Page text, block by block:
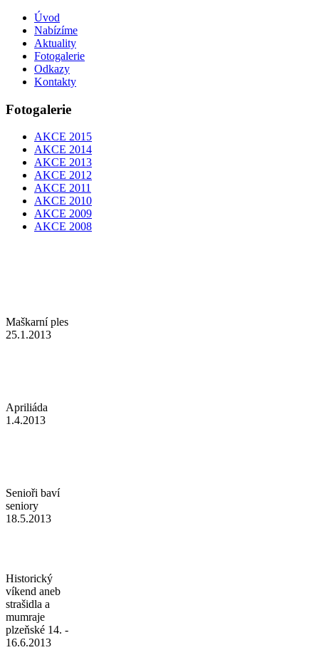
Úvod
Nabízíme
Aktuality
Fotogalerie
Odkazy
Kontakty
Fotogalerie
AKCE 2015
AKCE 2014
AKCE 2013
AKCE 2012
AKCE 2011
AKCE 2010
AKCE 2009
AKCE 2008
Maškarní ples
25.1.2013
Apriliáda
1.4.2013
Senioři baví
seniory
18.5.2013
Historický
víkend aneb
strašidla a
mumraje
plzeňské 14. -
16.6.2013